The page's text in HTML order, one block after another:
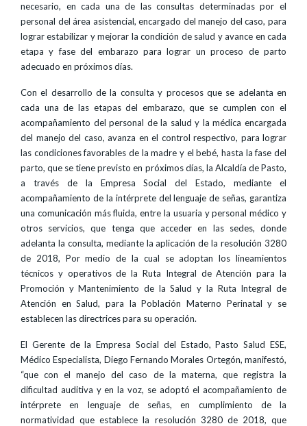
necesario, en cada una de las consultas determinadas por el
personal del área asistencial, encargado del manejo del caso, para
lograr estabilizar y mejorar la condición de salud y avance en cada
etapa y fase del embarazo para lograr un proceso de parto
adecuado en próximos días.
Con el desarrollo de la consulta y procesos que se adelanta en
cada una de las etapas del embarazo, que se cumplen con el
acompañamiento del personal de la salud y la médica encargada
del manejo del caso, avanza en el control respectivo, para lograr
las condiciones favorables de la madre y el bebé, hasta la fase del
parto, que se tiene previsto en próximos días, la Alcaldía de Pasto,
a través de la Empresa Social del Estado, mediante el
acompañamiento de la intérprete del lenguaje de señas, garantiza
una comunicación más fluida, entre la usuaria y personal médico y
otros servicios, que tenga que acceder en las sedes, donde
adelanta la consulta, mediante la aplicación de la resolución 3280
de 2018, Por medio de la cual se adoptan los lineamientos
técnicos y operativos de la Ruta Integral de Atención para la
Promoción y Mantenimiento de la Salud y la Ruta Integral de
Atención en Salud, para la Población Materno Perinatal y se
establecen las directrices para su operación.
El Gerente de la Empresa Social del Estado, Pasto Salud ESE,
Médico Especialista, Diego Fernando Morales Ortegón, manifestó,
“que con el manejo del caso de la materna, que registra la
dificultad auditiva y en la voz, se adoptó el acompañamiento de
intérprete en lenguaje de señas, en cumplimiento de la
normatividad que establece la resolución 3280 de 2018, que